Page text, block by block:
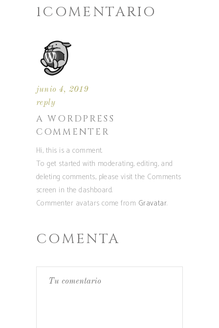
1COMENTARIO
junio 4, 2019
reply
A WORDPRESS
COMMENTER
Hi, this is a comment.
To get started with moderating, editing, and
deleting comments, please visit the Comments
screen in the dashboard.
Commenter avatars come from Gravatar.
COMENTA